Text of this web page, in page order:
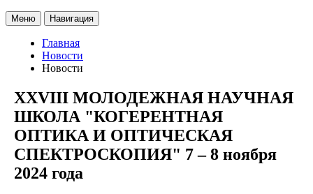
Меню Навигация
Главная
Новости
Новости
XXVIII МОЛОДЕЖНАЯ НАУЧНАЯ
ШКОЛА "КОГЕРЕНТНАЯ
ОПТИКА И ОПТИЧЕСКАЯ
СПЕКТРОСКОПИЯ" 7 – 8 ноября
2024 года